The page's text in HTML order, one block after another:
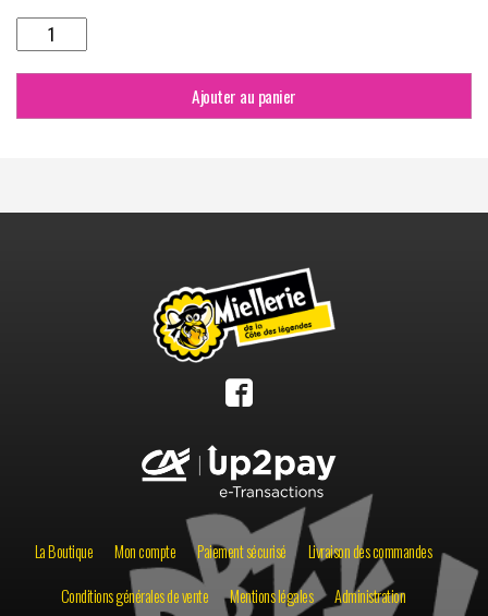
Miel
Ajouter au panier
La Boutique Mon compte Paiement sécurisé
Livraison des commandes
Conditions générales de vente
Mentions légales Administration